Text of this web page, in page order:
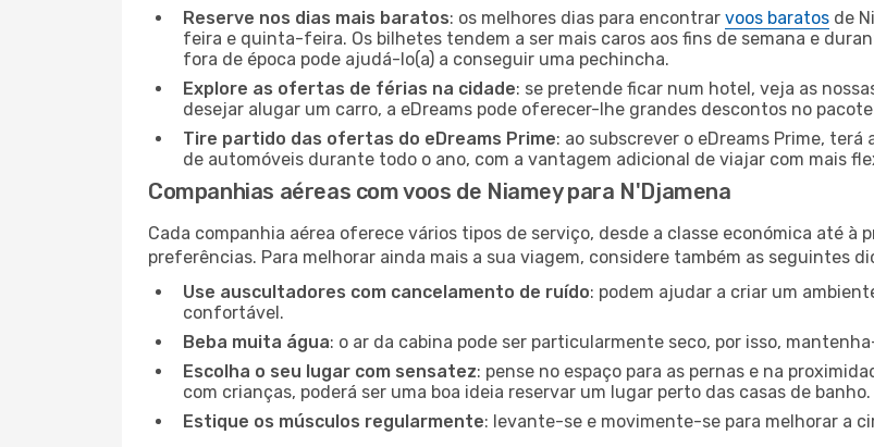
Reserve nos dias mais baratos: os melhores dias para encontrar voos baratos de
feira e quinta-feira. Os bilhetes tendem a ser mais caros aos fins de semana e
fora de época pode ajudá-lo(a) a conseguir uma pechincha.
Explore as ofertas de férias na cidade: se pretende ficar num hotel, veja as
desejar alugar um carro, a eDreams pode oferecer-lhe grandes descontos no
Tire partido das ofertas do eDreams Prime: ao subscrever o eDreams Prime,
de automóveis durante todo o ano, com a vantagem adicional de viajar com mais
Companhias aéreas com voos de Niamey para N'Djamena
Cada companhia aérea oferece vários tipos de serviço, desde a classe económica até
preferências. Para melhorar ainda mais a sua viagem, considere também as seguintes
Use auscultadores com cancelamento de ruído: podem ajudar a criar um
confortável.
Beba muita água: o ar da cabina pode ser particularmente seco, por isso,
Escolha o seu lugar com sensatez: pense no espaço para as pernas e na
com crianças, poderá ser uma boa ideia reservar um lugar perto das casas de banho.
Estique os músculos regularmente: levante-se e movimente-se para melhorar a